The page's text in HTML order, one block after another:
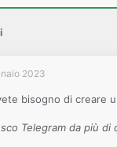
2023
bisogno di creare
Telegram da più